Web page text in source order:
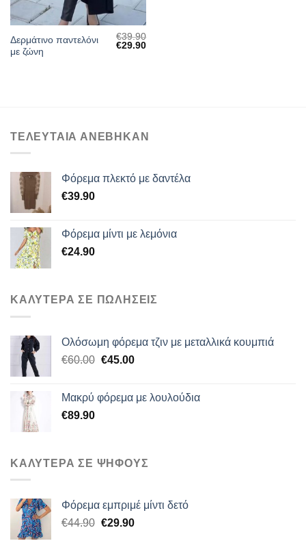
Δερμάτινο παντελόνι
με ζώνη
€39.90
Original
€29.90Η
ΤΕΛΕΥΤΑΙΑ ΑΝΕΒΗΚΑΝ
Φόρεμα πλεκτό με δαντέλα
€39.90
Φόρεμα μίντι με λεμόνια
€24.90
ΚΑΛΥΤΕΡΑ ΣΕ ΠΩΛΗΣΕΙΣ
Ολόσωμη φόρεμα τζιν με μεταλλικά κουμπιά
€60.00 Original
€60.00.
€45.00Η
είναι:
Μακρύ φόρεμα με λουλούδια
€89.90
ΚΑΛΥΤΕΡΑ ΣΕ ΨΗΦΟΥΣ
Φόρεμα εμπριμέ μίντι δετό
€44.90 Original
€29.90Η